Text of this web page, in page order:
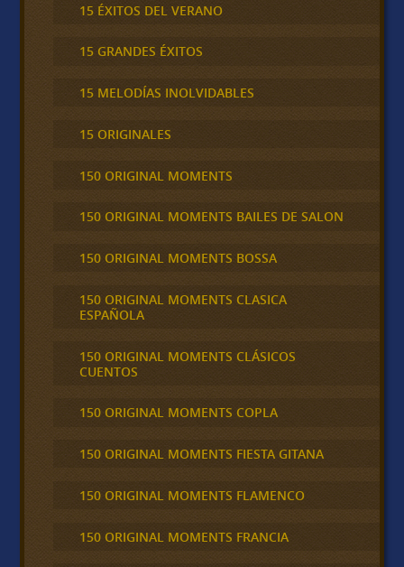
15 ÉXITOS DEL VERANO
15 GRANDES ÉXITOS
15 MELODÍAS INOLVIDABLES
15 ORIGINALES
150 ORIGINAL MOMENTS
150 ORIGINAL MOMENTS BAILES DE SALON
150 ORIGINAL MOMENTS BOSSA
150 ORIGINAL MOMENTS CLASICA
ESPAÑOLA
150 ORIGINAL MOMENTS CLÁSICOS
CUENTOS
150 ORIGINAL MOMENTS COPLA
150 ORIGINAL MOMENTS FIESTA GITANA
150 ORIGINAL MOMENTS FLAMENCO
150 ORIGINAL MOMENTS FRANCIA